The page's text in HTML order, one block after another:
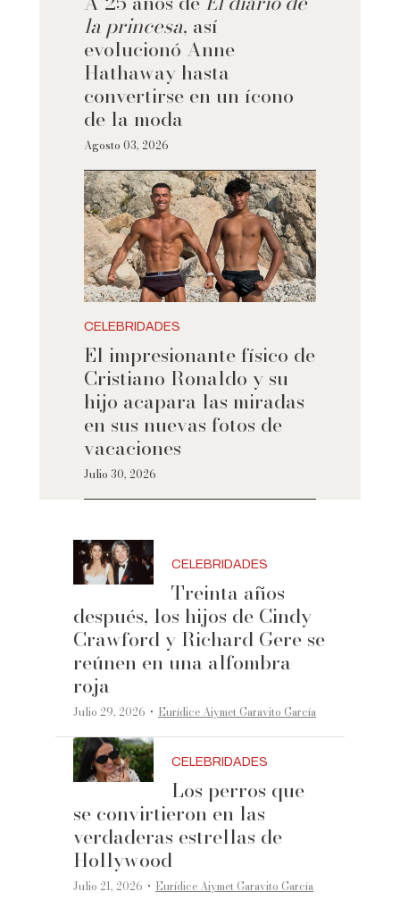
la princesa, así
evolucionó Anne
Hathaway hasta
convertirse en un ícono
de la moda
Agosto 03, 2026
CELEBRIDADES
El impresionante físico de
Cristiano Ronaldo y su
hijo acapara las miradas
en sus nuevas fotos de
vacaciones
Julio 30, 2026
CELEBRIDADES
Treinta años
después, los hijos de Cindy
Crawford y Richard Gere se
reúnen en una alfombra
roja
Julio 29, 2026 ·Eurídice Aiymet Garavito García
CELEBRIDADES
Los perros que
se convirtieron en las
verdaderas estrellas de
Hollywood
Julio 21, 2026 ·Eurídice Aiymet Garavito García